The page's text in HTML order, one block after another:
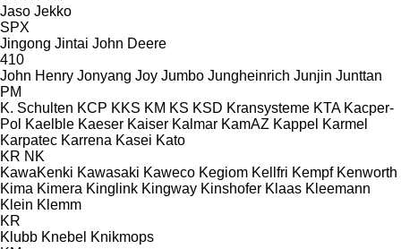
Jaso Jekko
SPX
Jingong Jintai John Deere
410
John Henry Jonyang Joy Jumbo Jungheinrich Junjin Junttan
PM
K. Schulten KCP KKS KM KS KSD Kransysteme KTA Kacper-
Pol Kaelble Kaeser Kaiser Kalmar KamAZ Kappel Karmel
Karpatec Karrena Kasei Kato
KR NK
KawaKenki Kawasaki Kaweco Kegiom Kellfri Kempf Kenworth
Kima Kimera Kinglink Kingway Kinshofer Klaas Kleemann
Klein Klemm
KR
Klubb Knebel Knikmops